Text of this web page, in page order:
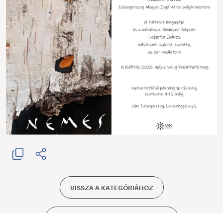
VISSZA A KATEGÓRIÁHOZ